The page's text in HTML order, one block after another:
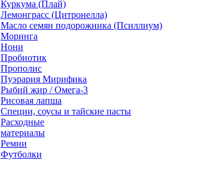
Куркума (Плай)
Лемонграсс (Цитронелла)
Масло семян подорожника (Псиллиум)
Моринга
Нони
Пробиотик
Прополис
Пуэрария Мирифика
Рыбий жир / Омега-3
Рисовая лапша
Специи, соусы и тайские пасты
Расходные
материалы
Ремни
Футболки